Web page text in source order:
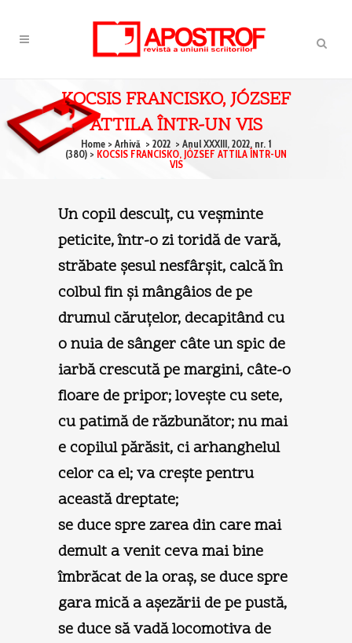
KOCSIS FRANCISKO, JÓZSEF
ATTILA ÎNTR-UN VIS
Home> Arhivă > 2022 > Anul XXXIII, 2022, nr. 1
(380) > KOCSIS FRANCISKO, JÓZSEF ATTILA ÎNTR-UN
VIS
Un copil desculţ, cu veşminte
peticite, într-o zi toridă de vară,
străbate şesul nesfârşit, calcă în
colbul fin şi mângâios de pe
drumul căruţelor, decapitând cu
o nuia de sânger câte un spic de
iarbă crescută pe margini, câte-o
floare de pripor; loveşte cu sete,
cu patimă de răzbunător; nu mai
e copilul părăsit, ci arhanghelul
celor ca el; va creşte pentru
această dreptate;
se duce spre zarea din care mai
demult a venit ceva mai bine
îmbrăcat de la oraş, se duce spre
gara mică a aşezării de pe pustă,
se duce să vadă locomotiva de